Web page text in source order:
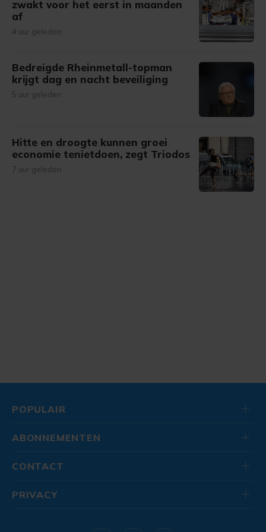
zwakt voor het eerst in maanden
af
4 uur geleden
Bedreigde Rheinmetall-topman
krijgt dag en nacht beveiliging
5 uur geleden
Hitte en droogte kunnen groei
economie tenietdoen, zegt Triodos
7 uur geleden
POPULAIR
ABONNEMENTEN
CONTACT
PRIVACY